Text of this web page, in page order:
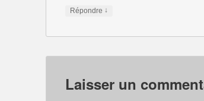
Répondre ↓
Laisser un